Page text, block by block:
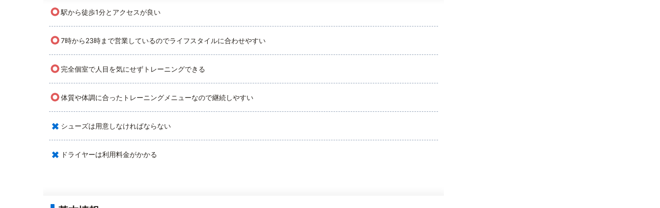
○駅から徒歩1分とアクセスが良い
○7時から23時まで営業しているのでライフスタイルに合わせやすい
○ 完全個室で人目を気にせずトレーニングできる
○体質や体調に合ったトレーニングメニューなので継続しやすい
× シューズは用意しなければならない
× ドライヤーは利用料金がかかる